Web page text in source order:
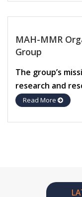
MAH-MMR
Group
The group’s
research and
Read More